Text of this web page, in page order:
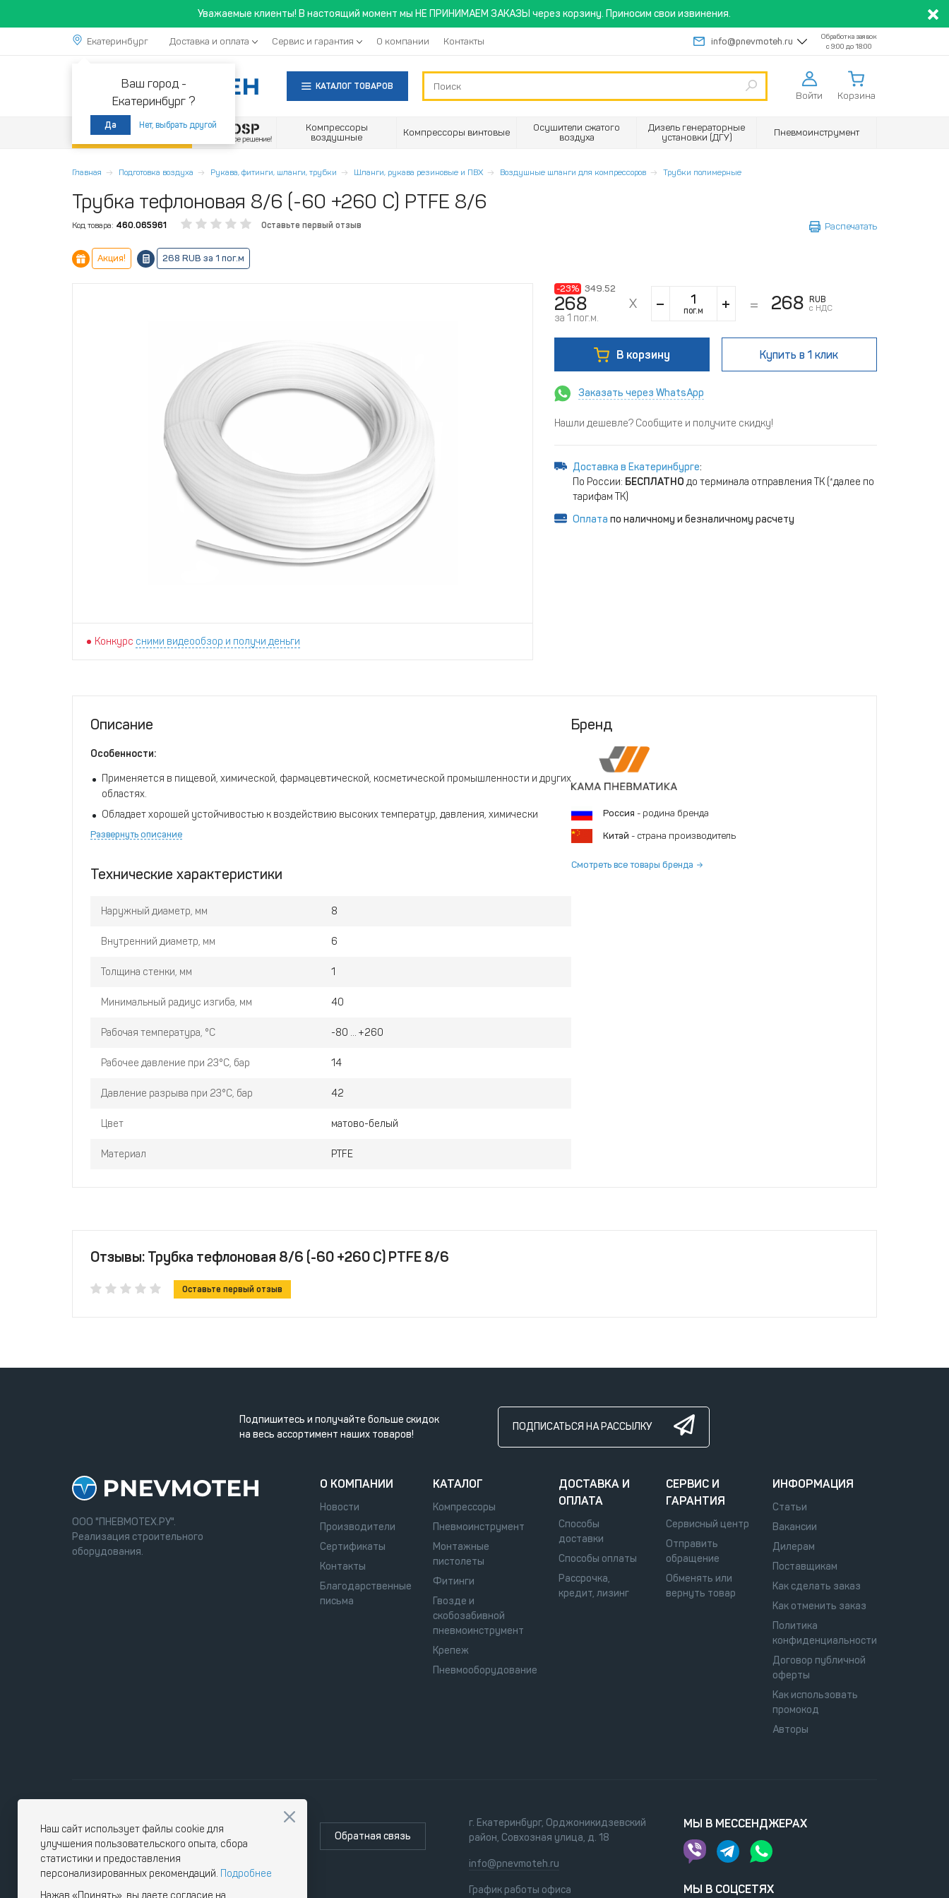
Уважаемые клиенты! В настоящий момент мы НЕ ПРИНИМАЕМ ЗАКАЗЫ через корзину. Приносим свои извинения.
Екатеринбург
Ваш город -
Екатеринбург ?
Да Нет, выбрать другой
Доставка и оплата Сервис и гарантия О компании Контакты info@pnevmoteh.ru
Обработка заявок
с 9:00 до 18:00
КАТАЛОГ ТОВАРОВ
Войти Корзина
Акции
Компрессоры
воздушные
Компрессоры винтовые
Осушители сжатого
воздуха
Дизель генераторные
установки (ДГУ)
Пневмоинструмент
Главная Подготовка воздуха Рукава, фитинги, шланги, трубки Шланги, рукава резиновые и ПВХ Воздушные шланги для компрессоров Трубки полимерные
Трубка тефлоновая 8/6 (-60 +260 С) PTFE 8/6
Код товара: 460.065961 Оставьте первый отзыв Распечатать
Акция! 268 RUB за 1 пог.м
Конкурс сними видеообзор и получи деньги
-23% 349.52
268
за 1 пог.м.
пог.м 268
RUB
с НДС
В корзину Купить в 1 клик
Заказать через WhatsApp
Нашли дешевле? Сообщите и получите скидку!
Доставка в Екатеринбурге:
По России: БЕСПЛАТНО до терминала отправления ТК (*далее по
тарифам ТК)
Оплата по наличному и безналичному расчету
Описание
Особенности:
Применяется в пищевой, химической, фармацевтической, косметической промышленности и других
областях.
Обладает хорошей устойчивостью к воздействию высоких температур, давления, химически
агрессивных веществ и не подвержен воздействию окружающей среды.
Развернуть описание
Технические характеристики
Наружный диаметр, мм 8
Внутренний диаметр, мм 6
Толщина стенки, мм 1
Минимальный радиус изгиба, мм 40
Рабочая температура, °С -80 ... +260
Рабочее давление при 23°С, бар 14
Давление разрыва при 23°С, бар 42
Цвет матово-белый
Материал PTFE
Бренд
Россия - родина бренда
Китай - страна производитель
Смотреть все товары бренда
Отзывы: Трубка тефлоновая 8/6 (-60 +260 С) PTFE 8/6
Оставьте первый отзыв
Подпишитесь и получайте больше скидок
на весь ассортимент наших товаров!
ПОДПИСАТЬСЯ НА РАССЫЛКУ
ООО "ПНЕВМОТЕХ.РУ".
Реализация строительного
оборудования.
О КОМПАНИИ
Новости
Производители
Сертификаты
Контакты
Благодарственные
письма
КАТАЛОГ
Компрессоры
Пневмоинструмент
Монтажные
пистолеты
Фитинги
Гвозде и
скобозабивной
пневмоинструмент
Крепеж
Пневмооборудование
ДОСТАВКА И
ОПЛАТА
Способы
доставки
Способы оплаты
Рассрочка,
кредит, лизинг
СЕРВИС И
ГАРАНТИЯ
Сервисный центр
Отправить
обращение
Обменять или
вернуть товар
ИНФОРМАЦИЯ
Статьи
Вакансии
Дилерам
Поставщикам
Как сделать заказ
Как отменить заказ
Политика
конфиденциальности
Договор публичной
оферты
Как использовать
промокод
Авторы
Обратная связь
г. Екатеринбург, Орджоникидзевский
район, Совхозная улица, д. 18
info@pnevmoteh.ru
График работы офиса
МЫ В МЕССЕНДЖЕРАХ
МЫ В СОЦСЕТЯХ
Наш сайт использует файлы cookie для
улучшения пользовательского опыта, сбора
статистики и предоставления
персонализированных рекомендаций. Подробнее
Нажав «Принять», вы даете согласие на